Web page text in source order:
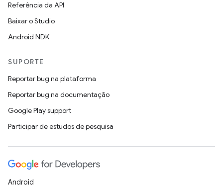
Referência da API
Baixar o Studio
Android NDK
SUPORTE
Reportar bug na plataforma
Reportar bug na documentação
Google Play support
Participar de estudos de pesquisa
Android